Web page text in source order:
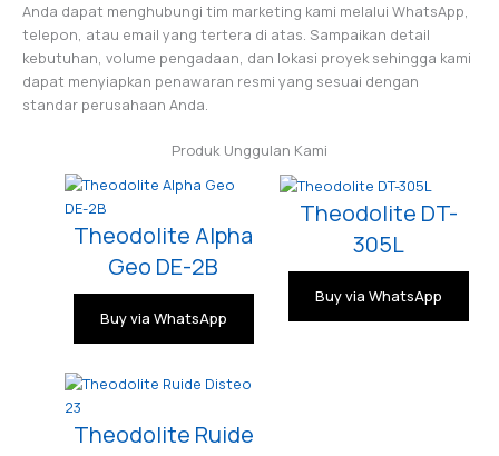
Anda dapat menghubungi tim marketing kami melalui WhatsApp,
telepon, atau email yang tertera di atas. Sampaikan detail
kebutuhan, volume pengadaan, dan lokasi proyek sehingga kami
dapat menyiapkan penawaran resmi yang sesuai dengan
standar perusahaan Anda.
Produk Unggulan Kami
Theodolite Alpha
Geo DE-2B
Buy via WhatsApp
Theodolite DT-
305L
Buy via WhatsApp
Theodolite Ruide